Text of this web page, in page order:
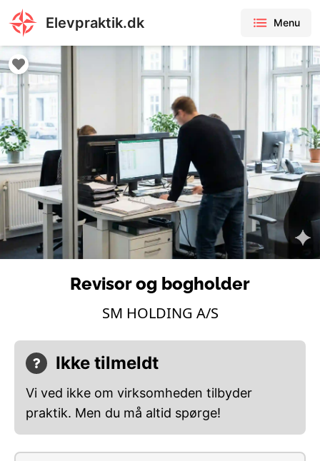
Elevpraktik.dk Menu
Revisor og bogholder
SM HOLDING A/S
Ikke tilmeldt
Vi ved ikke om virksomheden tilbyder
praktik. Men du må altid spørge!